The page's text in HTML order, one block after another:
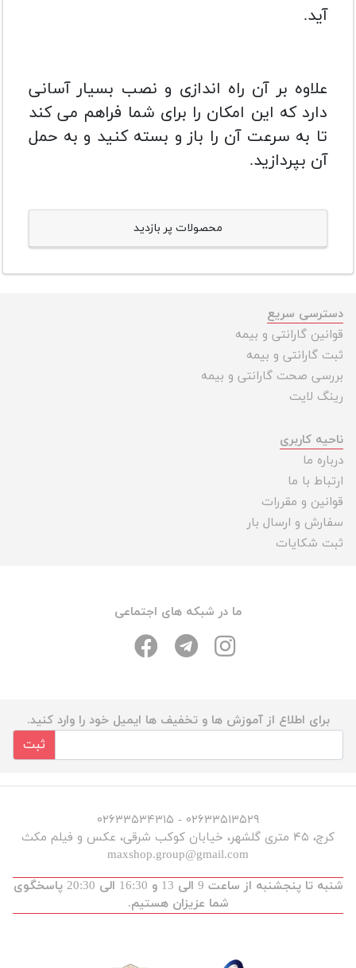
آید.
علاوه بر آن راه اندازی و نصب بسیار آسانی
دارد که این امکان را برای شما فراهم می کند
تا به سرعت آن را باز و بسته کنید و به حمل
آن بپردازید.
محصولات پر بازدید
دسترسی سریع
قوانین گارانتی و بیمه
ثبت گارانتی و بیمه
بررسی صحت گارانتی و بیمه
رینگ لایت
ناحیه کاربری
درباره ما
ارتباط با ما
قوانین و مقررات
سفارش و ارسال بار
ثبت شکایات
ما در شبکه های اجتماعی
برای اطلاع از آموزش ها و تخفیف ها ایمیل خود را وارد کنید.
ثبت
۰۲۶۳۳۵۱۳۵۲۹ - ۰۲۶۳۳۵۳۴۳۱۵
کرج، ۴۵ متری گلشهر، خیابان کوکب شرقی، عکس و فیلم مکث
maxshop.group@gmail.com
شنبه تا پنجشنبه از ساعت 9 الی 13 و 16:30 الی 20:30 پاسخگوی
شما عزیزان هستیم.